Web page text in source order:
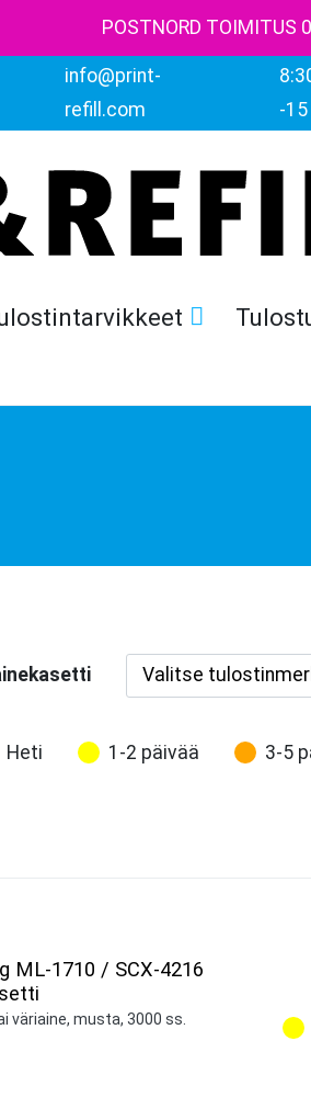
POSTNORD TOIMITUS
info@print-
refill.com
-15
Heti 1-2 päivää 3-5
ML-1710 / SCX-4216
musta, 3000 ss.